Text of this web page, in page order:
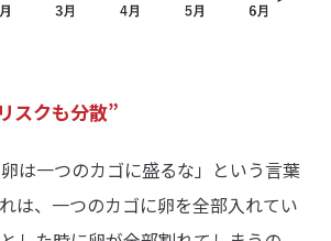
スクも分散”
は一つのカゴに盛るな」という言葉
は、一つのカゴに卵を全部入れてい